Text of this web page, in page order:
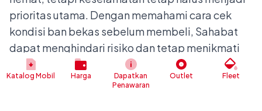
prioritas utama. Dengan memahami cara cek
kondisi ban bekas sebelum membeli, Sahabat
dapat menghindari risiko dan tetap menikmati
kenyamanan berkendara. Ingat, ban bekas
masih aman digunakan selama kondisinya
Katalog Mobil Harga
Dapatkan
Penawaran
Outlet Fleet